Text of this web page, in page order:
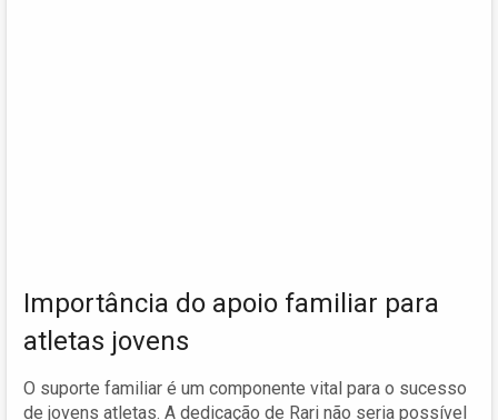
Importância do apoio familiar para
atletas jovens
O suporte familiar é um componente vital para o sucesso
de jovens atletas. A dedicação de Rari não seria possível